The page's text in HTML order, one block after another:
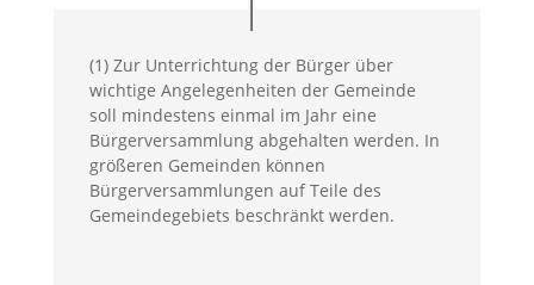
(1) Zur Unterrichtung der Bürger über
wichtige Angelegenheiten der Gemeinde
soll mindestens einmal im Jahr eine
Bürgerversammlungabgehalten werden. In
größeren Gemeinden können
Bürgerversammlungen auf Teile des
Gemeindegebiets beschränkt werden.